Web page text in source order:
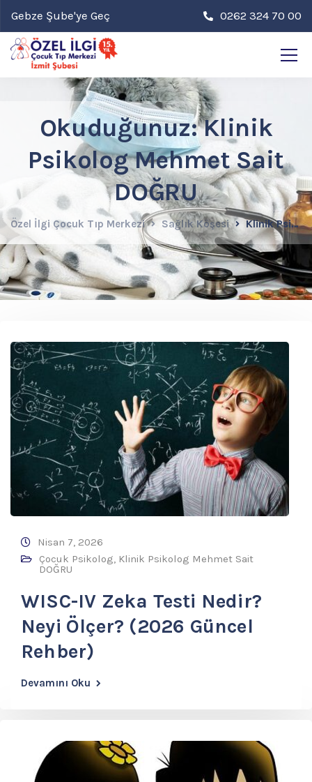
0262 324 70 00
Gebze Şube'ye Geç
Okuduğunuz: Klinik
Psikolog Mehmet Sait
DOĞRU
Özel İlgi Çocuk Tıp Merkezi Sağlık Köşesi Klinik Psikolog Mehmet Sait DOĞRU
Nisan 7, 2026
Çocuk Psikolog, Klinik Psikolog Mehmet Sait
DOĞRU
WISC-IV Zeka Testi Nedir?
Neyi Ölçer? (2026 Güncel
Rehber)
Devamını Oku